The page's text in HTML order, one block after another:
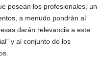
posean los profesionales, un
a menudo pondrán al
darán relevancia a este
y al conjunto de los